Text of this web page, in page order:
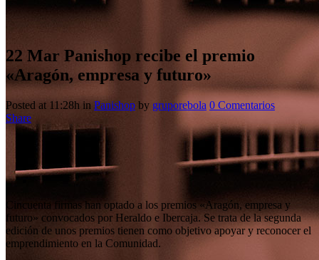
22 Mar Panishop recibe el premio
«Aragón, empresa y futuro»
Posted at 11:28h in Panishop by gruporebola 0 Comentarios
Share
Cincuenta firmas han optado a los premios «Aragón, empresa y
futuro» convocados por Heraldo e Ibercaja. Se trata de la segunda
edición de unos premios tienen como objetivo apoyar y reconocer el
emprendimiento en la Comunidad.